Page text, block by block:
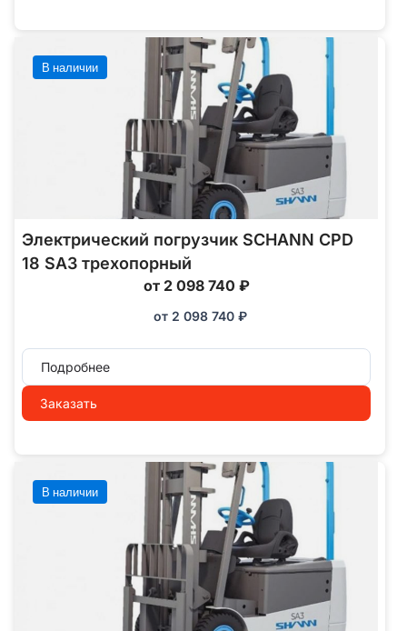
В наличии
Электрический погрузчик SCHANN CPD
18 SA3 трехопорный
от 2 098 740 ₽
от 2 098 740 ₽
Подробнее
Заказать
В наличии